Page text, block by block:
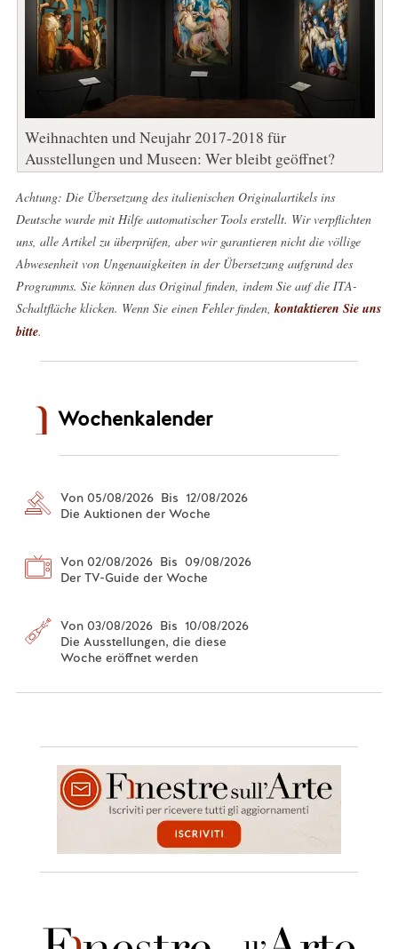
Weihnachten und Neujahr 2017-2018 für
Ausstellungen und Museen: Wer bleibt geöffnet?
Achtung: Die Übersetzung des italienischen Originalartikels ins
Deutsche wurde mit Hilfe automatischer Tools erstellt. Wir verpflichten
uns, alle Artikel zu überprüfen, aber wir garantieren nicht die völlige
Abwesenheit von Ungenauigkeiten in der Übersetzung aufgrund des
Programms. Sie können das Original finden, indem Sie auf die ITA-
Schaltfläche klicken. Wenn Sie einen Fehler finden, kontaktieren Sie uns
bitte.
Wochenkalender
Von 05/08/2026 Bis 12/08/2026
Die Auktionen der Woche
Von 02/08/2026 Bis 09/08/2026
Der TV-Guide der Woche
Von 03/08/2026 Bis 10/08/2026
Die Ausstellungen, die diese
Woche eröffnet werden